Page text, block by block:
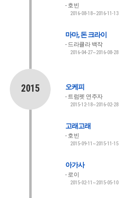
호빈
2016-08-18~2016-11-13
마마, 돈 크라이
드라큘라 백작
2016-04-27~2016-08-28
2015 오케피
트럼펫 연주자
2015-12-18~2016-02-28
고래고래
호빈
2015-09-11~2015-11-15
아가사
로이
2015-02-11~2015-05-10